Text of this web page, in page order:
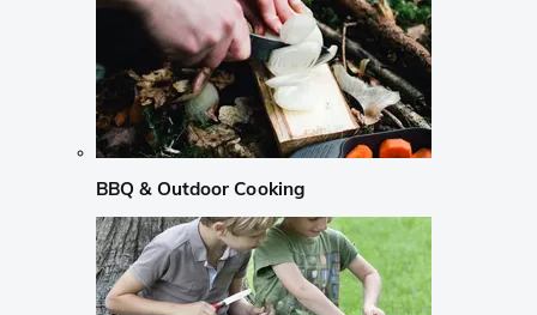
BBQ & Outdoor Cooking